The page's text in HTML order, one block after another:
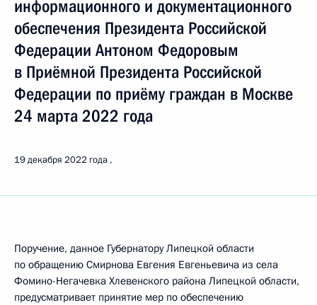
информационного и документационного
обеспечения Президента Российской
Федерации Антоном Федоровым
в Приёмной Президента Российской
Федерации по приёму граждан в Москве
24 марта 2022 года
19 декабря 2022 года
Поручение, данное Губернатору Липецкой области
по обращению Смирнова Евгения Евгеньевича из села
Фомино-Негачевка Хлевенского района Липецкой области,
предусматривает принятие мер по обеспечению